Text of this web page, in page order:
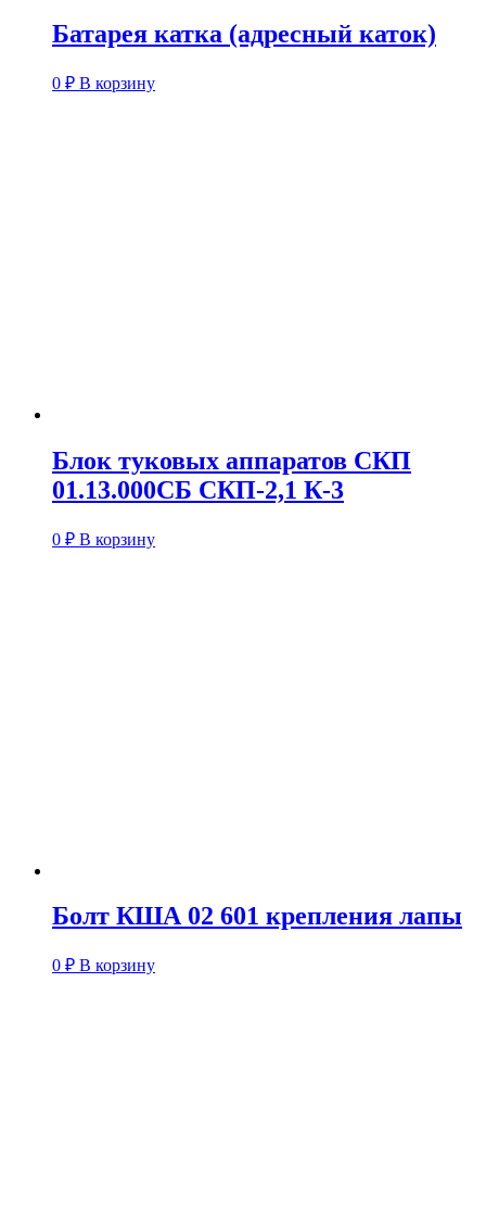
Батарея катка (адресный каток)
0 ₽ В корзину
Блок туковых аппаратов СКП
01.13.000СБ СКП-2,1 К-3
0 ₽ В корзину
Болт КША 02 601 крепления лапы
0 ₽ В корзину